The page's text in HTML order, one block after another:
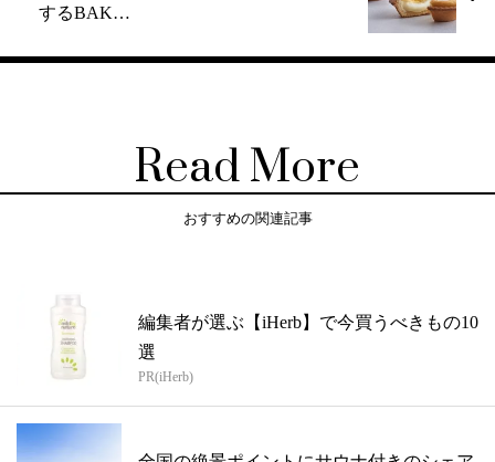
するBAK…
Read More
おすすめの関連記事
編集者が選ぶ【iHerb】で今買うべきもの10
選
PR(iHerb)